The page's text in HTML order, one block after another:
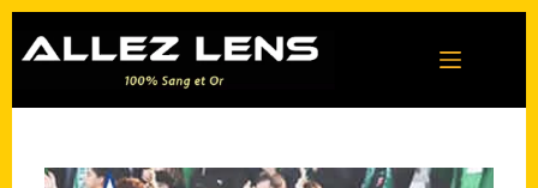
contenu